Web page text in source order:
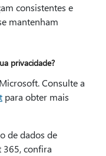
consistentes e
mantenham
privacidade?
Consulte a
para obter mais
de dados de
365, confira